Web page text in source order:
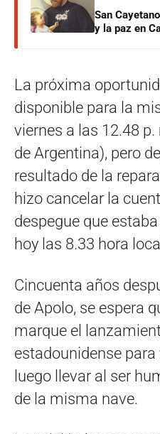
San
y la paz en
La próxima
disponible para la
viernes a las 12.48
de Argentina), pero
resultado de la
hizo cancelar la
despegue que
hoy las 8.33 hora
Cincuenta años
de Apolo, se espera
marque el
estadounidense para
luego llevar al ser
de la misma nave.